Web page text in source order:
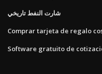
شارت النفط تاريخي
Comprar tarjeta de regalo
Software gratuito de